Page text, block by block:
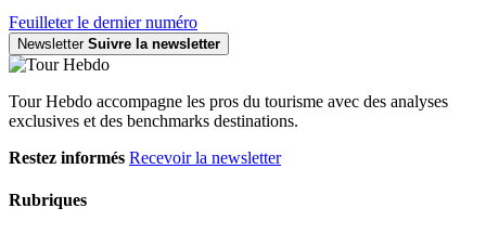
Feuilleter le dernier numéro
Newsletter Suivre la newsletter
Tour Hebdo accompagne les pros du tourisme avec des analyses
exclusives et des benchmarks destinations.
Restez informés Recevoir la newsletter
Rubriques